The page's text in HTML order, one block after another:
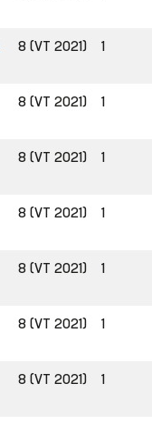
8 (VT 2021) 1
8 (VT 2021) 1
8 (VT 2021) 1
8 (VT 2021) 1
8 (VT 2021) 1
8 (VT 2021) 1
8 (VT 2021) 1